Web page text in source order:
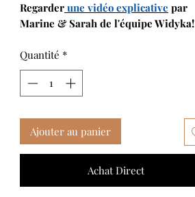
Regarder une vidéo explicative par
Marine & Sarah de l'équipe Widyka!
Quantité *
Ajouter au panier
Achat Direct